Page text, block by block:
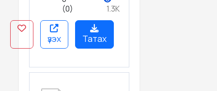
(0)
1.3K
үзэх Татах